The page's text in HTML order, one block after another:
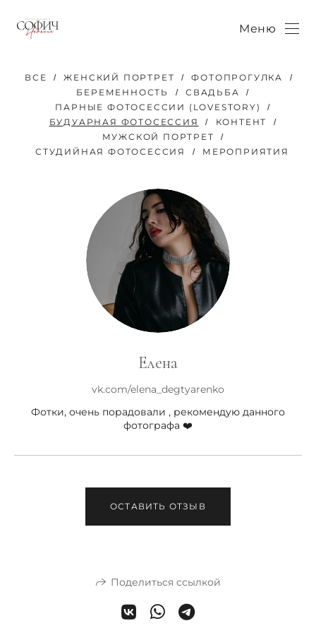
Меню
ВСЕ ЖЕНСКИЙ ПОРТРЕТ
ФОТОПРОГУЛКА
БЕРЕМЕННОСТЬ
СВАДЬБА
ПАРНЫЕ ФОТОСЕССИИ (LOVESTORY)
БУДУАРНАЯ ФОТОСЕССИЯ
КОНТЕНТ
МУЖСКОЙ ПОРТРЕТ
СТУДИЙНАЯ ФОТОСЕССИЯ
МЕРОПРИЯТИЯ
Елена
vk.com/elena_degtyarenko
Фотки, очень порадовали , рекомендую данного
фотографа ❤️
ОСТАВИТЬ ОТЗЫВ
Поделиться ссылкой